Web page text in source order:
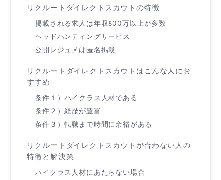
リクルートダイレクトスカウトの特徴
掲載される求人は年収800万以上が多数
ヘッドハンティングサービス
公開レジュメは匿名掲載
リクルートダイレクトスカウトはこんな人にお
すすめ
条件１）ハイクラス人材である
条件２）経歴が豊富
条件３）転職まで時間に余裕がある
リクルートダイレクトスカウトが合わない人の
特徴と解決策
ハイクラス人材にあたらない場合